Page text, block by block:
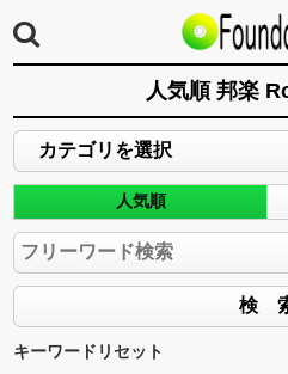
人気順 邦楽
人気順
キーワードリセット